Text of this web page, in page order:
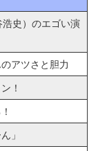
史）のエゴい演
アツさと胆力
！
」